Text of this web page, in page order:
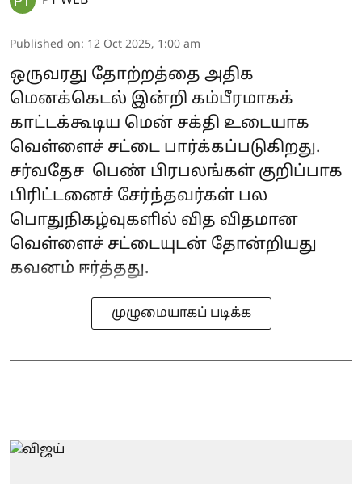
Published on: 12 Oct 2025, 1:00 am
ஒருவரது தோற்றத்தை அதிக
மெனக்கெடல் இன்றி கம்பீரமாகக்
காட்டக்கூடிய மென் சக்தி உடையாக
வெள்ளைச் சட்டை பார்க்கப்படுகிறது.
சர்வதேச பெண் பிரபலங்கள் குறிப்பாக
பிரிட்டனைச் சேர்ந்தவர்கள் பல
பொதுநிகழ்வுகளில் வித விதமான
வெள்ளைச் சட்டையுடன் தோன்றியது
கவனம் ஈர்த்தது.
முழுமையாகப் படிக்க